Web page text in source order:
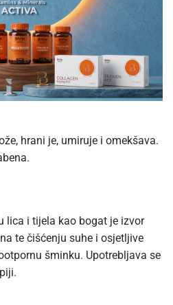
hrani je, umiruje i omekšava.
lica i tijela kao bogat je izvor
te čišćenju suhe i osjetljive
šminku. Upotrebljava se